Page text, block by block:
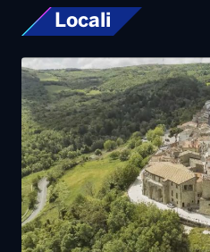
Locali